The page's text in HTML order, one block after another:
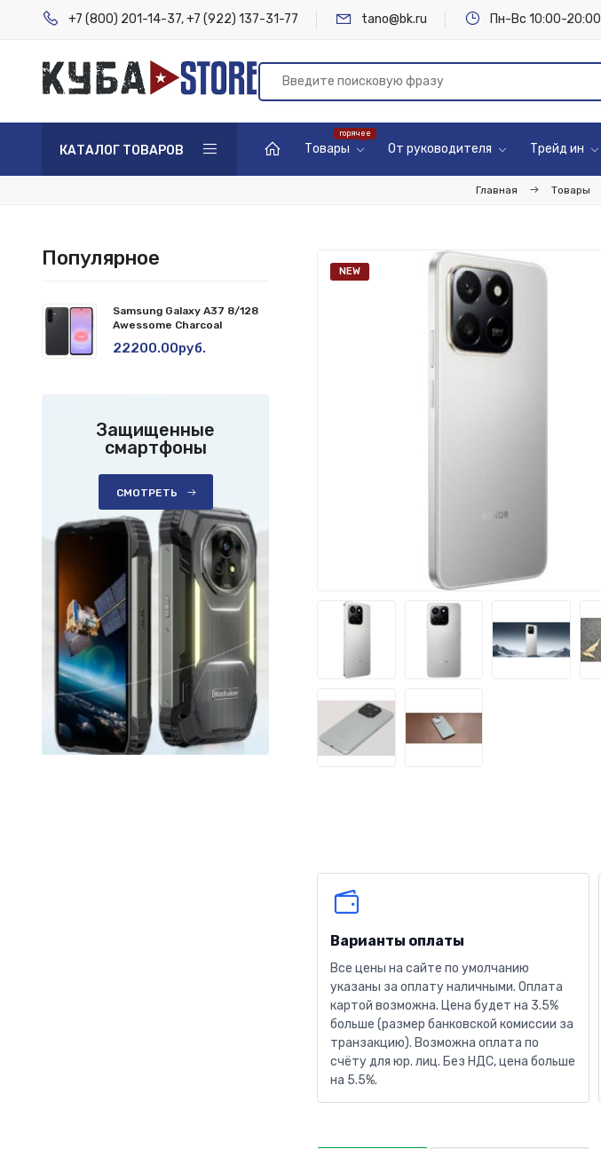
+7 (800) 201-14-37,+7 (922) 137-31-77 tano@bk.ru Пн-Вс 10:00-20:00
КАТАЛОГ ТОВАРОВ Товары От руководителя Трейд ин
Главная Товары
NEW
Варианты оплаты
Все цены на сайте по умолчанию
указаны за оплату наличными. Оплата
картой возможна. Цена будет на 3.5%
больше (размер банковской комиссии за
транзакцию). Возможна оплата по
счёту для юр. лиц. Без НДС, цена больше
на 5.5%.
Популярное
Samsung Galaxy A37 8/128
Awessome Charcoal
22200.00руб.
Защищенные
смартфоны
СМОТРЕТЬ